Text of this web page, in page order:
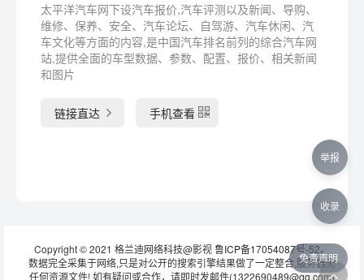
太平洋汽车网下设汽车报价,汽车评测以及新闻、导购、
维修、保养、安全、汽车论坛、自驾游、汽车休闲、汽
车文化等方面的内容,是中国汽车排名前列的综合汽车网
站,提供全面的车型数据、参数、配置、报价、相关新闻
和图片
链接直达 手机查看
Copyright © 2021 格兰迪网络科技@影视鲁ICP备17054087号-52。
数据完全采集于网络,只是对公开的搜索引擎结果做了一定整合,服务器无
任何资源文件! 如有疑问或合作，请即时发邮件(1322690489@qq.com)
免责声明
举报
收录